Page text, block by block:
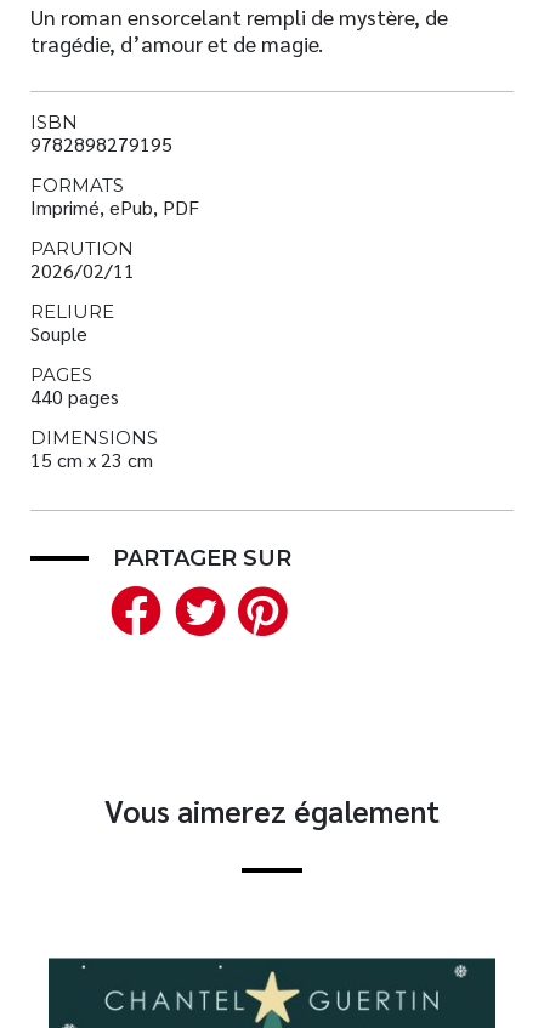
Un roman ensorcelant rempli de mystère, de
tragédie, d’amour et de magie.
ISBN
9782898279195
FORMATS
Imprimé, ePub, PDF
PARUTION
2026/02/11
RELIURE
Souple
PAGES
440 pages
DIMENSIONS
15 cm x 23 cm
PARTAGER SUR
Facebook
Twitter
Vous aimerez également